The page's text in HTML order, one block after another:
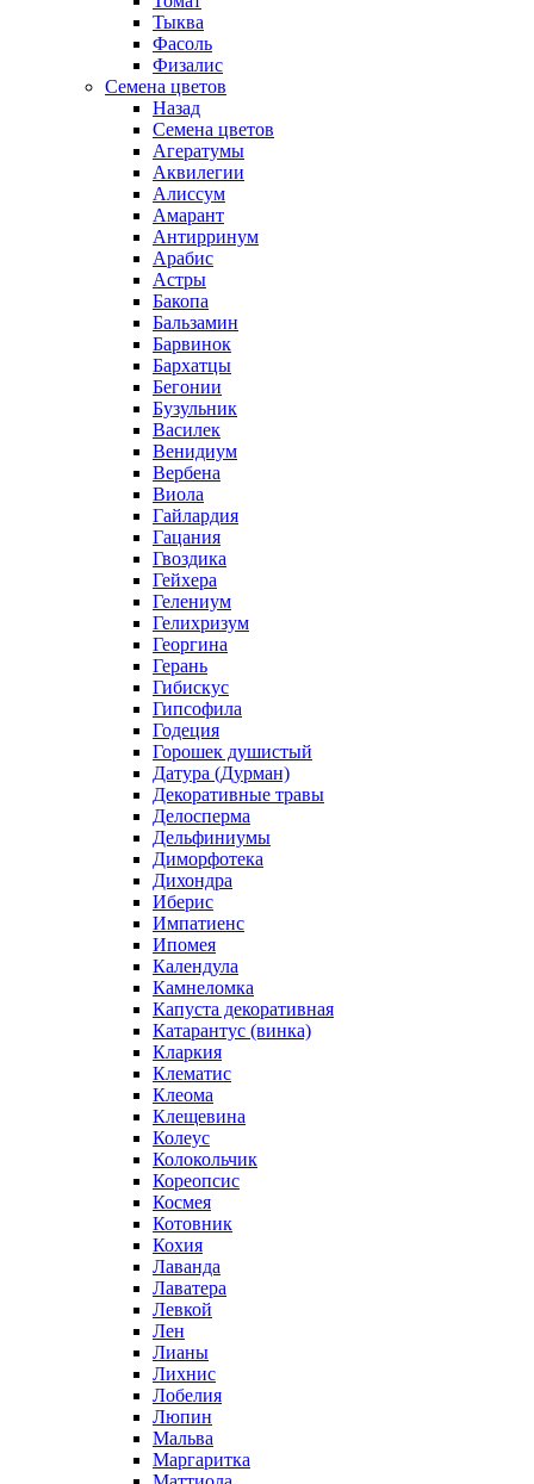
Тыква
Фасоль
Физалис
Семена цветов
Назад
Семена цветов
Агератумы
Аквилегии
Алиссум
Амарант
Антирринум
Арабис
Астры
Бакопа
Бальзамин
Барвинок
Бархатцы
Бегонии
Бузульник
Василек
Венидиум
Вербена
Виола
Гайлардия
Гацания
Гвоздика
Гейхера
Гелениум
Гелихризум
Георгина
Герань
Гибискус
Гипсофила
Годеция
Горошек душистый
Датура (Дурман)
Декоративные травы
Делосперма
Дельфиниумы
Диморфотека
Дихондра
Иберис
Импатиенс
Ипомея
Календула
Камнеломка
Капуста декоративная
Катарантус (винка)
Кларкия
Клематис
Клеома
Клещевина
Колеус
Колокольчик
Кореопсис
Космея
Котовник
Кохия
Лаванда
Лаватера
Левкой
Лен
Лианы
Лихнис
Лобелия
Люпин
Мальва
Маргаритка